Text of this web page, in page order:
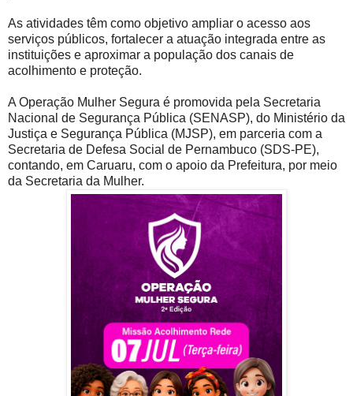
As atividades têm como objetivo ampliar o acesso aos
serviços públicos, fortalecer a atuação integrada entre as
instituições e aproximar a população dos canais de
acolhimento e proteção.
A Operação Mulher Segura é promovida pela Secretaria
Nacional de Segurança Pública (SENASP), do Ministério da
Justiça e Segurança Pública (MJSP), em parceria com a
Secretaria de Defesa Social de Pernambuco (SDS-PE),
contando, em Caruaru, com o apoio da Prefeitura, por meio
da Secretaria da Mulher.